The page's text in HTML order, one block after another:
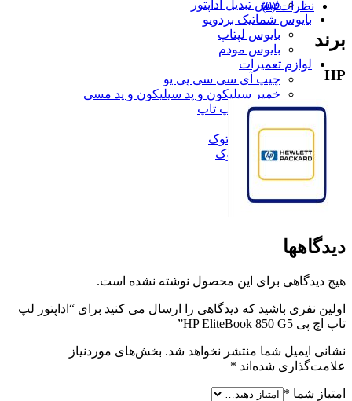
فیش تبدیل آداپتور
بایوس شماتیک بردویو
بایوس لپتاپ
بایوس مودم
لوازم تعمیرات
چیپ آی سی سی پی یو
خمیر سیلیکون و پد سیلیکون و پد مسی
انواع پیچ لپ تاپ
مانیتور استوک
لپتاپ استوک
استعلام گارانتی
نظرات (0)
برند
HP
دیدگاهها
هیچ دیدگاهی برای این محصول نوشته نشده است.
اولین نفری باشید که دیدگاهی را ارسال می کنید برای “اداپتور لپ
تاپ اچ پی HP EliteBook 850 G5”
نشانی ایمیل شما منتشر نخواهد شد. بخش‌های موردنیاز
علامت‌گذاری شده‌اند *
امتیاز شما *